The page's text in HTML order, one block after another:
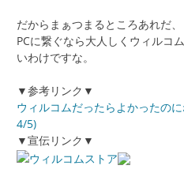
だからまぁつまるところあれだ、
PCに繋ぐなら大人しくウィルコ
いわけですな。
▼参考リンク▼
ウィルコムだったらよかったの
4/5)
▼宣伝リンク▼